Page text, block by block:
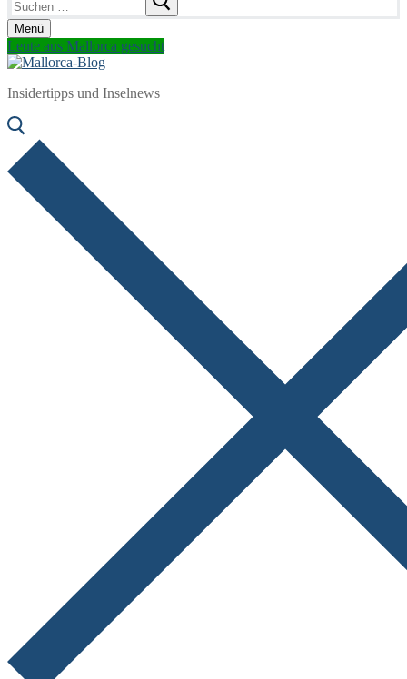
nach:
Menü
Leute aus Mallorca gesucht
Insidertipps und Inselnews